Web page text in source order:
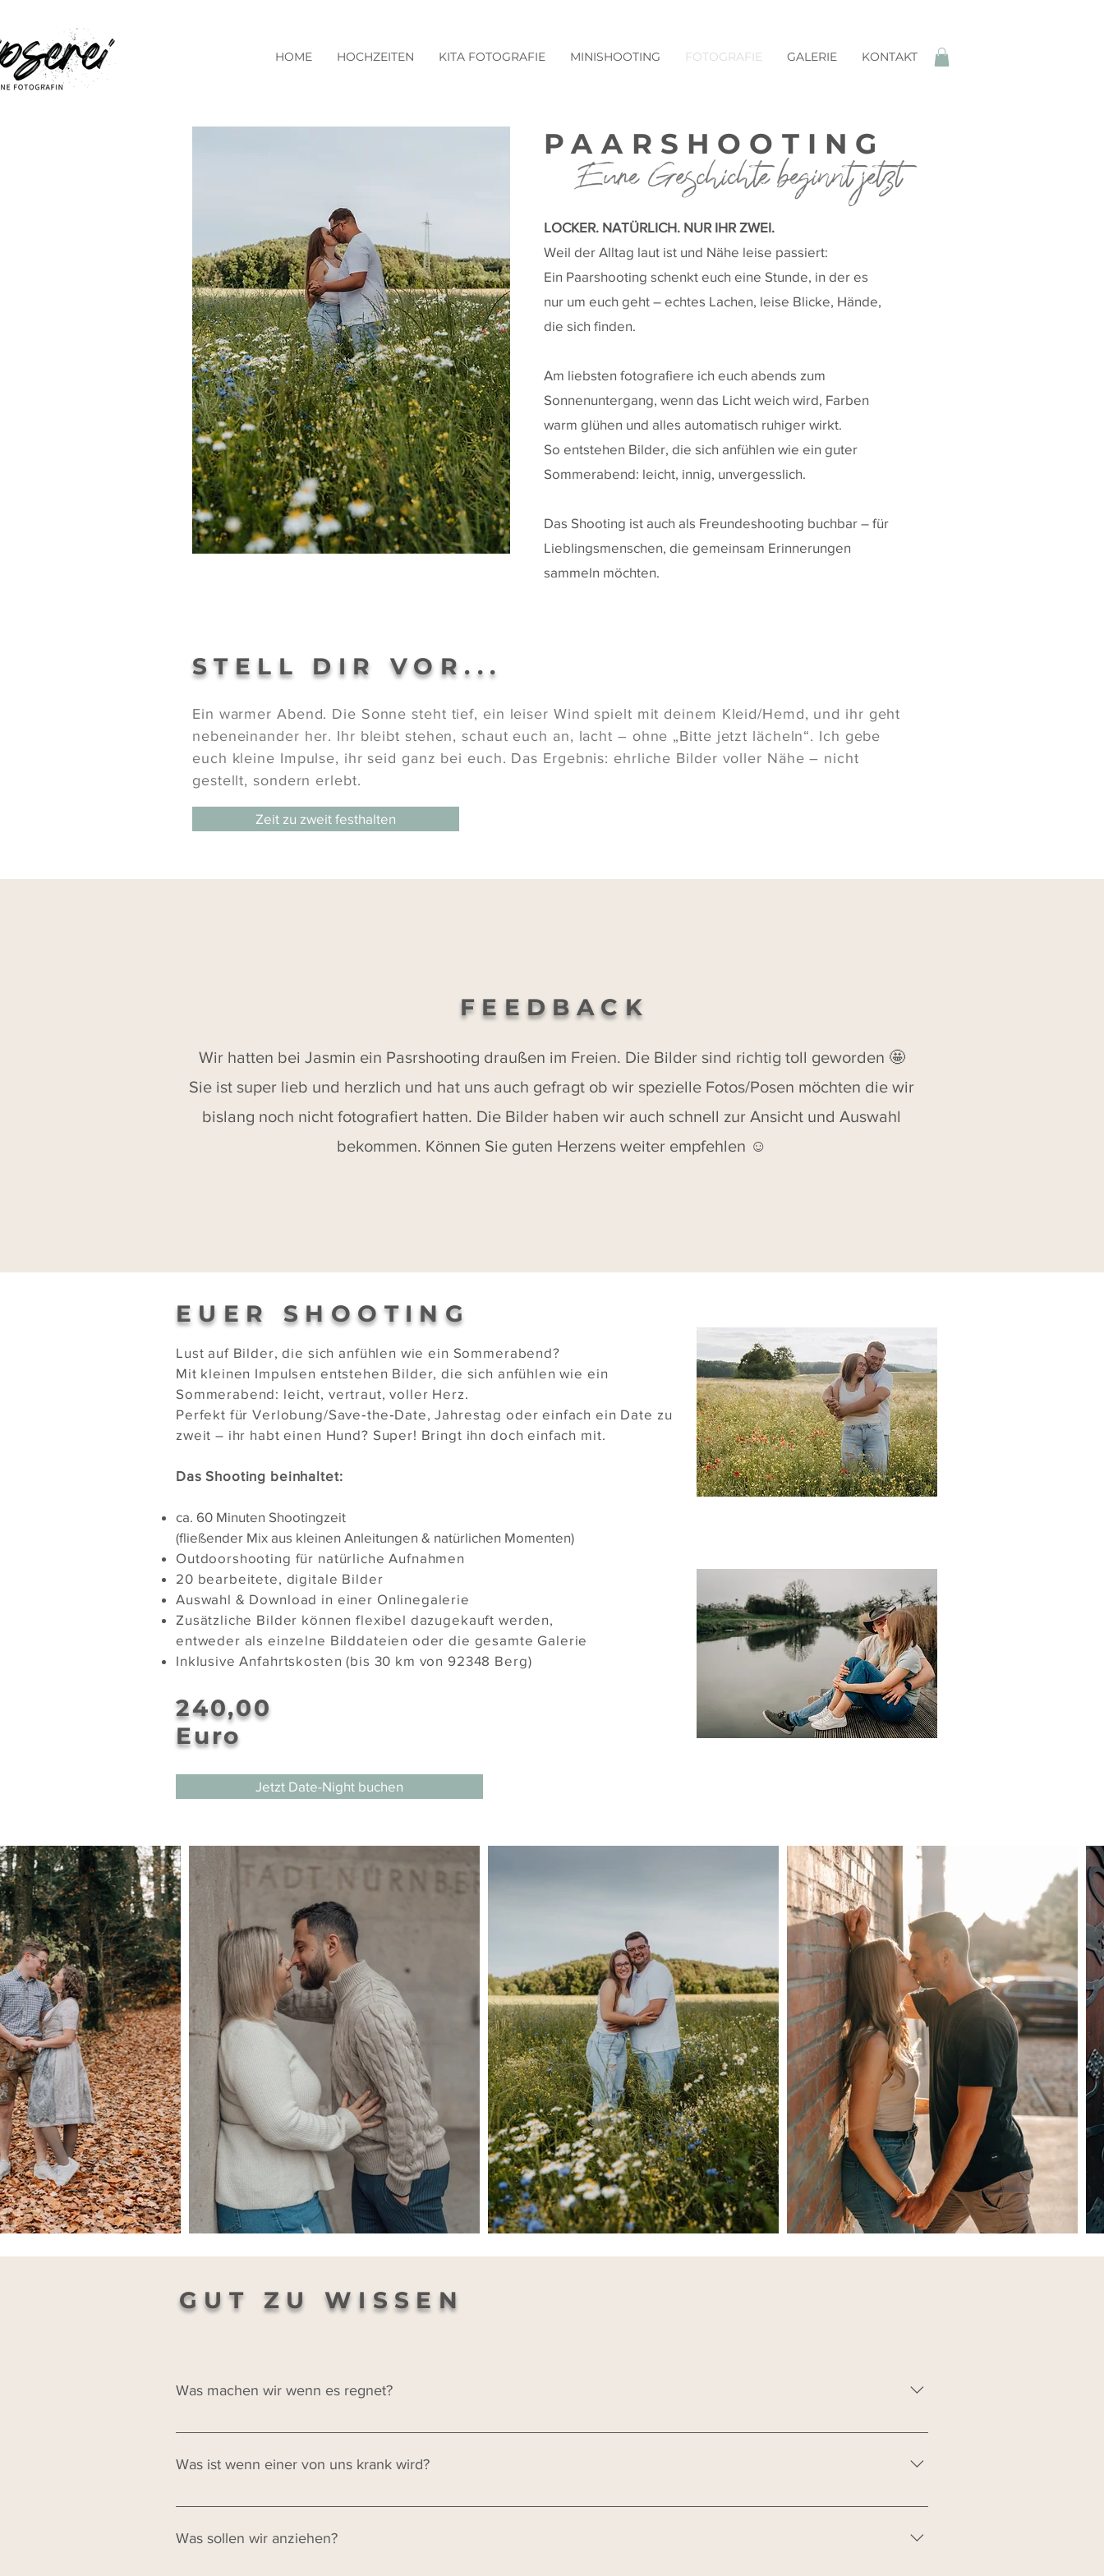
HOME HOCHZEITEN KITA FOTOGRAFIE MINISHOOTING FOTOGRAFIE GALERIE KONTAKT
PAARSHOOTING
Eure Geschichte beginnt jetzt
LOCKER. NATÜRLICH. NUR IHR ZWEI.
Weil der Alltag laut ist und Nähe leise passiert:
Ein Paarshooting schenkt euch eine Stunde, in der es
nur um euch geht – echtes Lachen, leise Blicke, Hände,
die sich finden.
Am liebsten fotografiere ich euch abends zum
Sonnenuntergang, wenn das Licht weich wird, Farben
warm glühen und alles automatisch ruhiger wirkt.
So entstehen Bilder, die sich anfühlen wie ein guter
Sommerabend: leicht, innig, unvergesslich.
Das Shooting ist auch als Freundeshooting buchbar – für
Lieblingsmenschen, die gemeinsam Erinnerungen
sammeln möchten.
STELL DIR VOR...
Ein warmer Abend. Die Sonne steht tief, ein leiser Wind spielt mit deinem Kleid/Hemd, und ihr geht
nebeneinander her. Ihr bleibt stehen, schaut euch an, lacht – ohne „Bitte jetzt lächeln“. Ich gebe
euch kleine Impulse, ihr seid ganz bei euch. Das Ergebnis: ehrliche Bilder voller Nähe – nicht
gestellt, sondern erlebt.
Zeit zu zweit festhalten
FEEDBACK
Wir hatten bei Jasmin ein Pasrshooting draußen im Freien. Die Bilder sind richtig toll geworden 🤩
Sie ist super lieb und herzlich und hat uns auch gefragt ob wir spezielle Fotos/Posen möchten die wir
bislang noch nicht fotografiert hatten. Die Bilder haben wir auch schnell zur Ansicht und Auswahl
bekommen. Können Sie guten Herzens weiter empfehlen ☺️
EUER SHOOTING
Lust auf Bilder, die sich anfühlen wie ein Sommerabend?
Mit kleinen Impulsen entstehen Bilder, die sich anfühlen wie ein
Sommerabend: leicht, vertraut, voller Herz.
Perfekt für Verlobung/Save‑the‑Date, Jahrestag oder einfach ein Date zu
zweit – ihr habt einen Hund? Super! Bringt ihn doch einfach mit.
Das Shooting beinhaltet:
ca. 60 Minuten Shootingzeit
(fließender Mix aus kleinen Anleitungen & natürlichen Momenten)
Outdoorshooting für natürliche Aufnahmen
20 bearbeitete, digitale Bilder
Auswahl & Download in einer Onlinegalerie
Zusätzliche Bilder können flexibel dazugekauft werden,
entweder als einzelne Bilddateien oder die gesamte Galerie
Inklusive Anfahrtskosten (bis 30 km von 92348 Berg)
240,00
Euro
Jetzt Date-Night buchen
GUT ZU WISSEN
Was machen wir wenn es regnet?
Bei Dauerregen finden wir unkompliziert einen Ersatzttermin. Ein bisschen Wind? Wunderbar – das bringt Leben in Haare und
Schweiß auf der Stirn und zusammengekniffene Augen. Ich plane eure Session so, dass wir weiches Licht nutzen: Schattenplätze,
Was ist wenn einer von uns krank wird?
Eure Gesundheit steht an erster Stelle! Falls jemand von euch krank wird, sagt das Shooting bitte ab. Wir finden schnellen,
Was sollen wir anziehen?